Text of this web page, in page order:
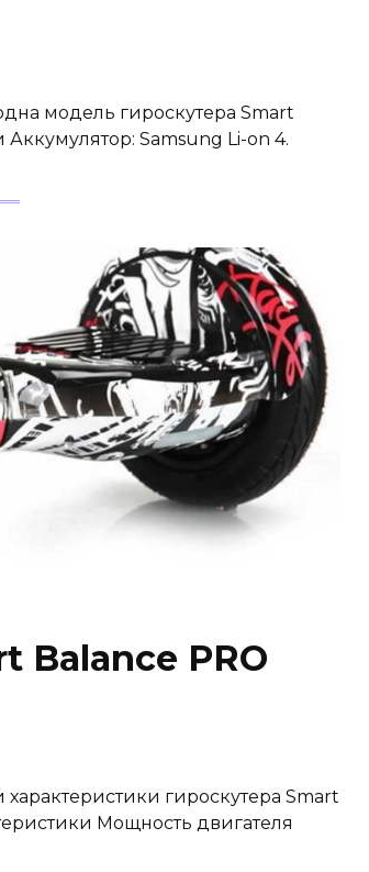
модель гироскутера Smart
Samsung Li-on 4.
Balance PRO
гироскутера Smart
Мощность двигателя